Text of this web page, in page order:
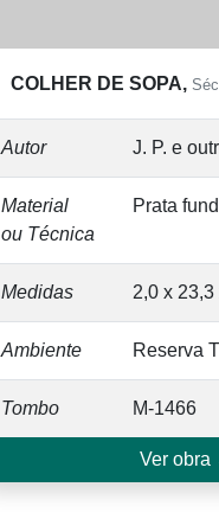
COLHER DE SOPA,
Autor J. P. e
Material
ou Técnica
Prata
Medidas 2,0 x 23,3
Ambiente Reserva
Tombo M-1466
Ver obra